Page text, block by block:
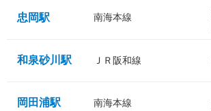
忠岡駅 南海本線
和泉砂川駅 ＪＲ阪和線
岡田浦駅 南海本線